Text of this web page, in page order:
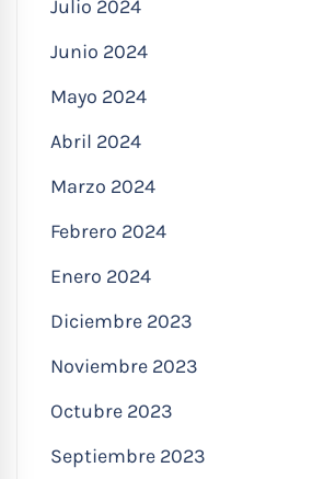
Julio 2024
Junio 2024
Mayo 2024
Abril 2024
Marzo 2024
Febrero 2024
Enero 2024
Diciembre 2023
Noviembre 2023
Octubre 2023
Septiembre 2023